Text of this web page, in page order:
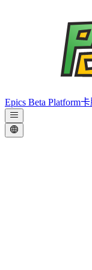
Epics Beta Platform卡